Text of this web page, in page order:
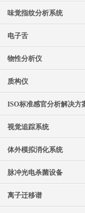
味觉指纹分析系统
电子舌
物性分析仪
质构仪
ISO标准感官分析解决方
视觉追踪系统
体外模拟消化系统
脉冲光电杀菌设备
离子迁移谱